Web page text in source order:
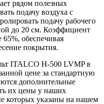
рядом полезных
подачу воздуха с
подачу рабочего
до 20 см. Коэффициент
65%, обеспечивая
покрытия.
ITALCO H-500 LVMP в
цене за стандартную
дополнительные
их цены у наших
которых указаны на нашем